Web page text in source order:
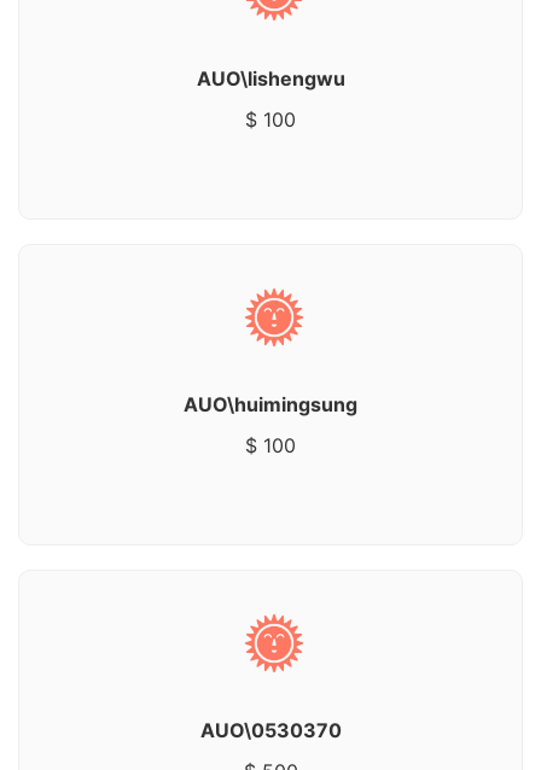
AUO\lishengwu
$ 100
AUO\huimingsung
$ 100
AUO\0530370